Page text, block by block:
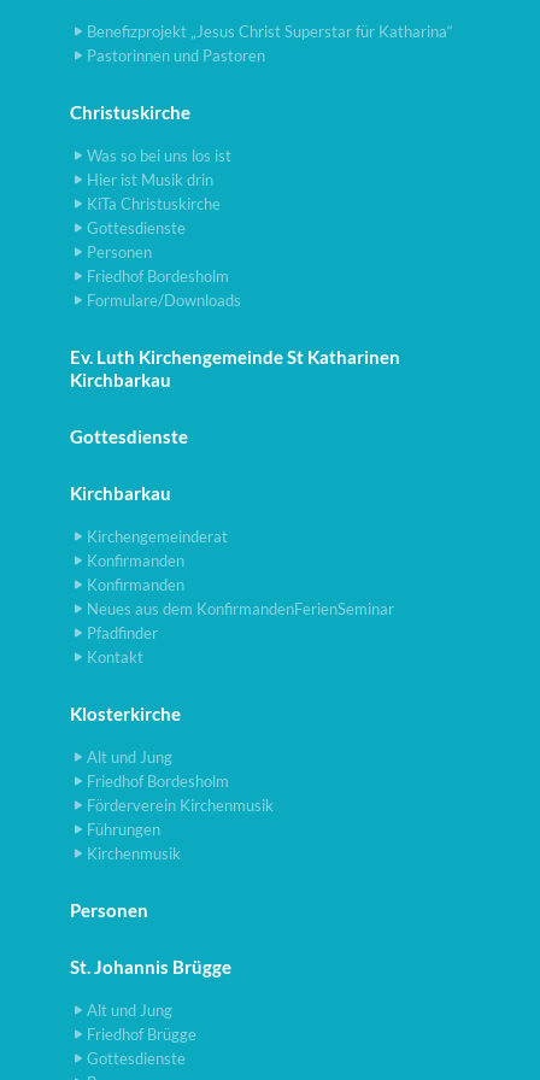
Benefizprojekt „Jesus Christ Superstar für Katharina“
Pastorinnen und Pastoren
Christuskirche
Was so bei uns los ist
Hier ist Musik drin
KiTa Christuskirche
Gottesdienste
Personen
Friedhof Bordesholm
Formulare/Downloads
Ev. Luth Kirchengemeinde St Katharinen
Kirchbarkau
Gottesdienste
Kirchbarkau
Kirchengemeinderat
Konfirmanden
Konfirmanden
Neues aus dem KonfirmandenFerienSeminar
Pfadfinder
Kontakt
Klosterkirche
Alt und Jung
Friedhof Bordesholm
Förderverein Kirchenmusik
Führungen
Kirchenmusik
Personen
St. Johannis Brügge
Alt und Jung
Friedhof Brügge
Gottesdienste